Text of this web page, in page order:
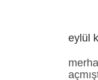
eylül